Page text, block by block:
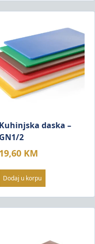
Kuhinjska daska –
GN1/2
19,60 KM
Dodaj u korpu